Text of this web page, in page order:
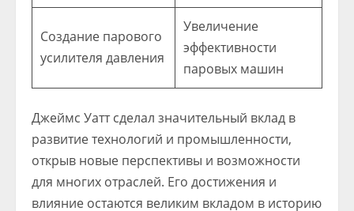
Создание парового
усилителя давления
Увеличение
эффективности
паровых машин
Джеймс Уатт сделал значительный вклад в
развитие технологий и промышленности,
открыв новые перспективы и возможности
для многих отраслей. Его достижения и
влияние остаются великим вкладом в историю